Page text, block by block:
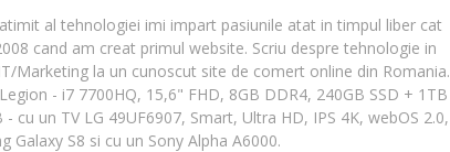
al tehnologiei imi impart pasiunile atat in timpul liber cat
cand am creat primul website. Scriu despre tehnologie in
Marketing la un cunoscut site de comert online din Romania.
- i7 7700HQ, 15,6" FHD, 8GB DDR4, 240GB SSD + 1TB
- cu un TV LG 49UF6907, Smart, Ultra HD, IPS 4K, webOS 2.0,
Galaxy S8 si cu un Sony Alpha A6000.